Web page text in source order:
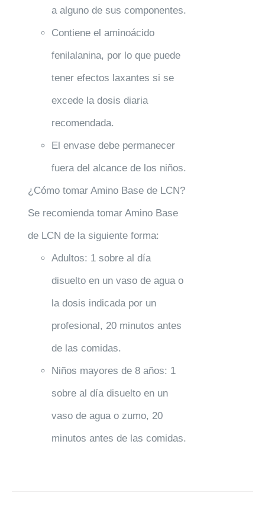
a alguno de sus componentes.
Contiene el aminoácido
fenilalanina, por lo que puede
tener efectos laxantes si se
excede la dosis diaria
recomendada.
El envase debe permanecer
fuera del alcance de los niños.
¿Cómo tomar Amino Base de LCN?
Se recomienda tomar Amino Base
de LCN de la siguiente forma:
Adultos: 1 sobre al día
disuelto en un vaso de agua o
la dosis indicada por un
profesional, 20 minutos antes
de las comidas.
Niños mayores de 8 años: 1
sobre al día disuelto en un
vaso de agua o zumo, 20
minutos antes de las comidas.